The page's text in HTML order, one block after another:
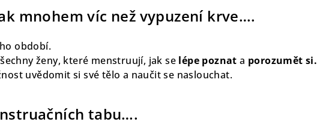
mnohem víc než vypuzení krve….
období.
ženy, které menstruují, jak se lépe poznat a porozumět si.
uvědomit si své tělo a naučit se naslouchat.
tabu….